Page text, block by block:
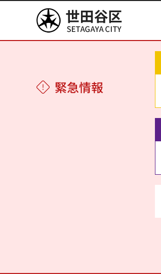
世田谷区
緊急情報